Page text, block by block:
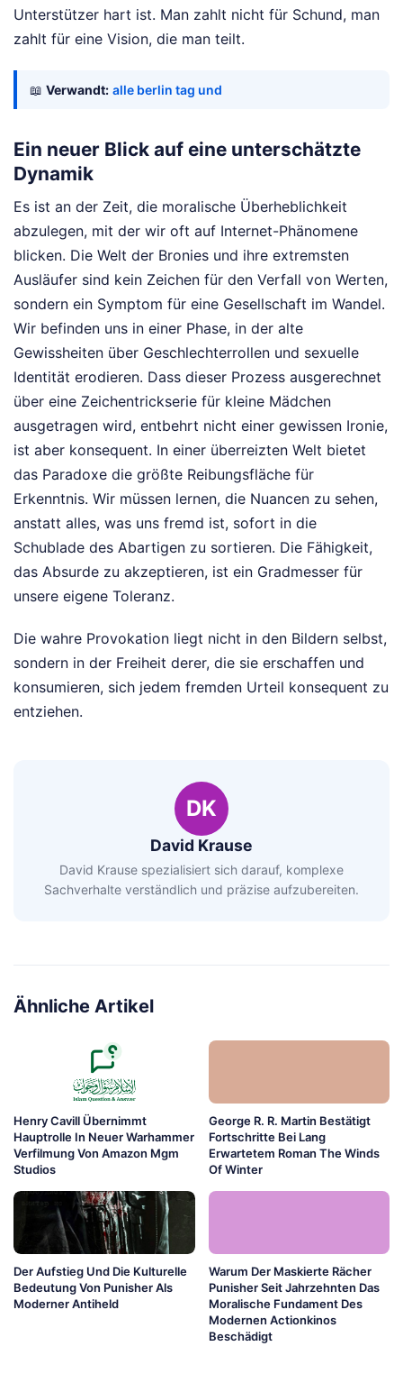
Unterstützer hart ist. Man zahlt nicht für Schund, man
zahlt für eine Vision, die man teilt.
📖 Verwandt: alle berlin tag und
Ein neuer Blick auf eine unterschätzte
Dynamik
Es ist an der Zeit, die moralische Überheblichkeit
abzulegen, mit der wir oft auf Internet-Phänomene
blicken. Die Welt der Bronies und ihre extremsten
Ausläufer sind kein Zeichen für den Verfall von Werten,
sondern ein Symptom für eine Gesellschaft im Wandel.
Wir befinden uns in einer Phase, in der alte
Gewissheiten über Geschlechterrollen und sexuelle
Identität erodieren. Dass dieser Prozess ausgerechnet
über eine Zeichentrickserie für kleine Mädchen
ausgetragen wird, entbehrt nicht einer gewissen Ironie,
ist aber konsequent. In einer überreizten Welt bietet
das Paradoxe die größte Reibungsfläche für
Erkenntnis. Wir müssen lernen, die Nuancen zu sehen,
anstatt alles, was uns fremd ist, sofort in die
Schublade des Abartigen zu sortieren. Die Fähigkeit,
das Absurde zu akzeptieren, ist ein Gradmesser für
unsere eigene Toleranz.
Die wahre Provokation liegt nicht in den Bildern selbst,
sondern in der Freiheit derer, die sie erschaffen und
konsumieren, sich jedem fremden Urteil konsequent zu
entziehen.
DK
David Krause
David Krause spezialisiert sich darauf, komplexe
Sachverhalte verständlich und präzise aufzubereiten.
Ähnliche Artikel
Henry Cavill Übernimmt
Hauptrolle In Neuer Warhammer
Verfilmung Von Amazon Mgm
Studios
George R. R. Martin Bestätigt
Fortschritte Bei Lang
Erwartetem Roman The Winds
Of Winter
Der Aufstieg Und Die Kulturelle
Bedeutung Von Punisher Als
Moderner Antiheld
Warum Der Maskierte Rächer
Punisher Seit Jahrzehnten Das
Moralische Fundament Des
Modernen Actionkinos
Beschädigt